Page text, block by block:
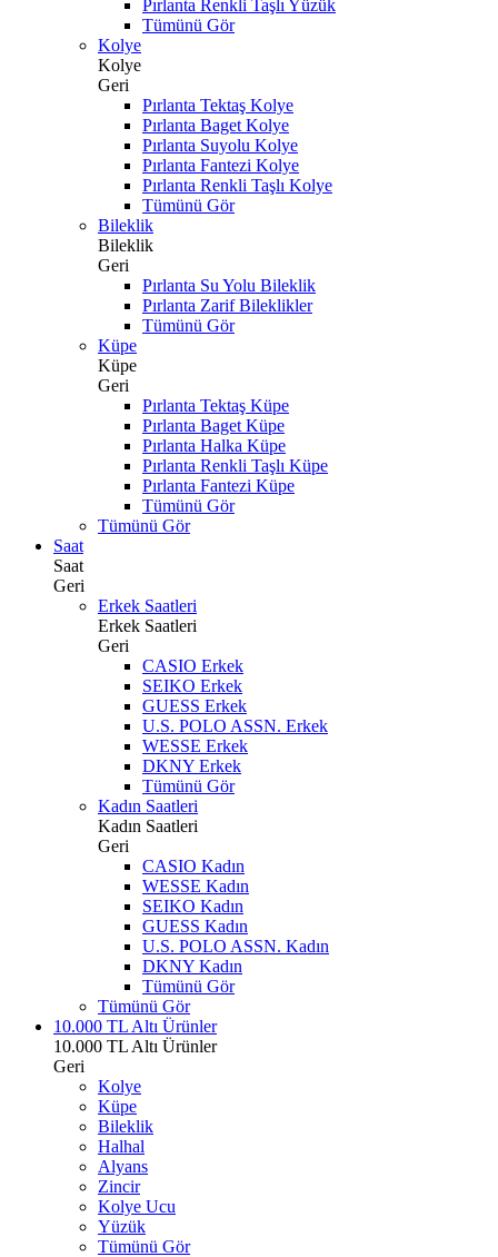
Pırlanta Renkli Taşlı Yüzük
Tümünü Gör
Kolye
Kolye
Geri
Pırlanta Tektaş Kolye
Pırlanta Baget Kolye
Pırlanta Suyolu Kolye
Pırlanta Fantezi Kolye
Pırlanta Renkli Taşlı Kolye
Tümünü Gör
Bileklik
Bileklik
Geri
Pırlanta Su Yolu Bileklik
Pırlanta Zarif Bileklikler
Tümünü Gör
Küpe
Küpe
Geri
Pırlanta Tektaş Küpe
Pırlanta Baget Küpe
Pırlanta Halka Küpe
Pırlanta Renkli Taşlı Küpe
Pırlanta Fantezi Küpe
Tümünü Gör
Tümünü Gör
Saat
Saat
Geri
Erkek Saatleri
Erkek Saatleri
Geri
CASIO Erkek
SEIKO Erkek
GUESS Erkek
U.S. POLO ASSN. Erkek
WESSE Erkek
DKNY Erkek
Tümünü Gör
Kadın Saatleri
Kadın Saatleri
Geri
CASIO Kadın
WESSE Kadın
SEIKO Kadın
GUESS Kadın
U.S. POLO ASSN. Kadın
DKNY Kadın
Tümünü Gör
Tümünü Gör
10.000 TL Altı Ürünler
10.000 TL Altı Ürünler
Geri
Kolye
Küpe
Bileklik
Halhal
Alyans
Zincir
Kolye Ucu
Yüzük
Tümünü Gör